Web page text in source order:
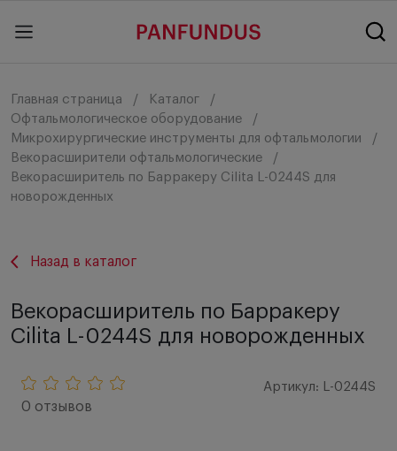
Главная страница
Каталог
Офтальмологическое оборудование
Микрохирургические инструменты для офтальмологии
Векорасширители офтальмологические
Векорасширитель по Барракеру Cilita L-0244S для
новорожденных
Назад в каталог
Векорасширитель по Барракеру
Cilita L-0244S для новорожденных
0 отзывов
Артикул: L-0244S